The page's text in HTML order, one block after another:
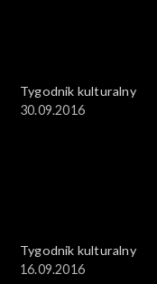
Tygodnik kulturalny
30.09.2016
Tygodnik kulturalny
16.09.2016